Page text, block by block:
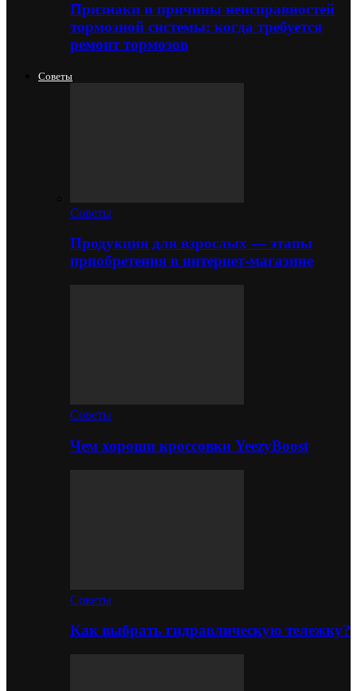
Признаки и причины неисправностей
тормозной системы: когда требуется
ремонт тормозов
Советы
Советы
Продукция для взрослых — этапы
приобретения в интернет-магазине
Советы
Чем хороши кроссовки YeezyBoost
Советы
Как выбрать гидравлическую тележку?